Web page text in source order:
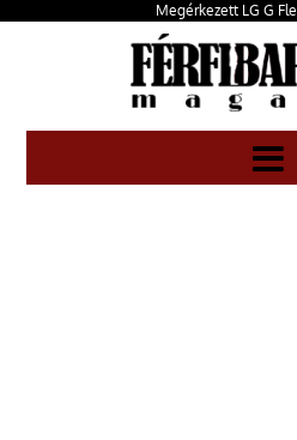
Megérkezett LG G